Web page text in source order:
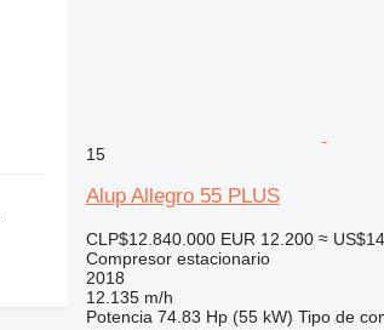
15
Alup Allegro 55 PLUS
CLP$12.840.000 EUR 12.200 ≈
Compresor estacionario
2018
12.135 m/h
Potencia 74.83 Hp (55 kW) Tipo de